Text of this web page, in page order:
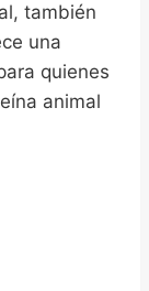
también
una
quienes
animal